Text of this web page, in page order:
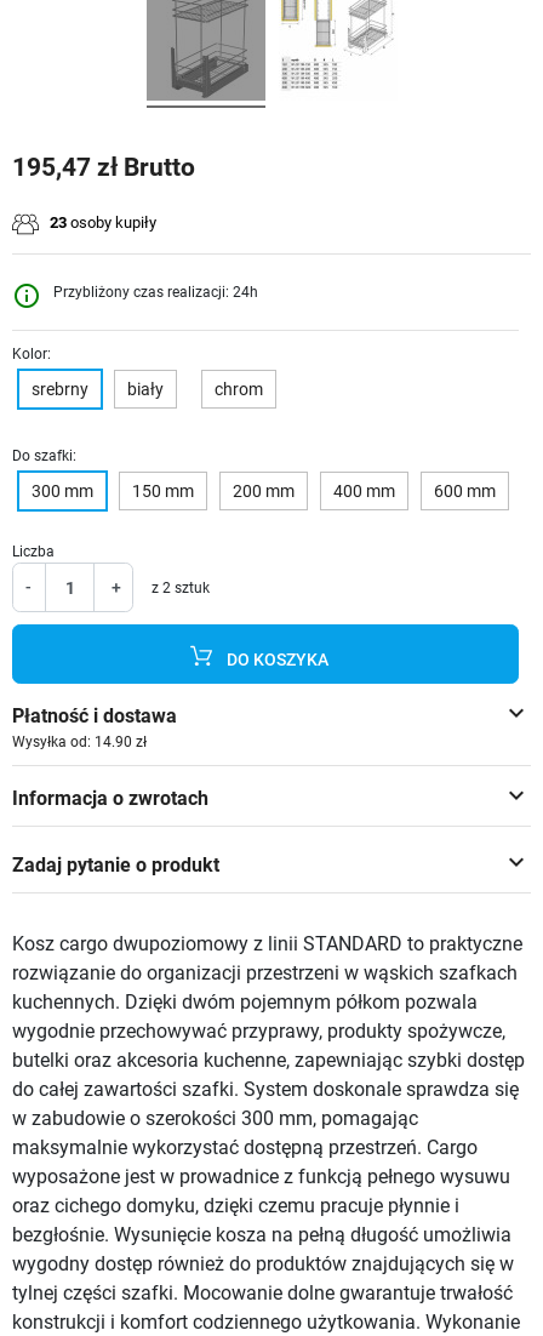
195,47 zł Brutto
23 osoby kupiły
info_outline Przybliżony czas realizacji: 24h
Kolor:
srebrny biały chrom
Do szafki:
300 mm 150 mm 200 mm 400 mm 600 mm
Liczba
- + z 2 sztuk
DO KOSZYKA
keyboard_arrow_down
Płatność i dostawa
Wysyłka od: 14.90 zł
keyboard_arrow_down
Informacja o zwrotach
keyboard_arrow_down
Zadaj pytanie o produkt
Kosz cargo dwupoziomowy z linii STANDARD to praktyczne
rozwiązanie do organizacji przestrzeni w wąskich szafkach
kuchennych. Dzięki dwóm pojemnym półkom pozwala
wygodnie przechowywać przyprawy, produkty spożywcze,
butelki oraz akcesoria kuchenne, zapewniając szybki dostęp
do całej zawartości szafki. System doskonale sprawdza się
w zabudowie o szerokości 300 mm, pomagając
maksymalnie wykorzystać dostępną przestrzeń. Cargo
wyposażone jest w prowadnice z funkcją pełnego wysuwu
oraz cichego domyku, dzięki czemu pracuje płynnie i
bezgłośnie. Wysunięcie kosza na pełną długość umożliwia
wygodny dostęp również do produktów znajdujących się w
tylnej części szafki. Mocowanie dolne gwarantuje trwałość
konstrukcji i komfort codziennego użytkowania. Wykonanie